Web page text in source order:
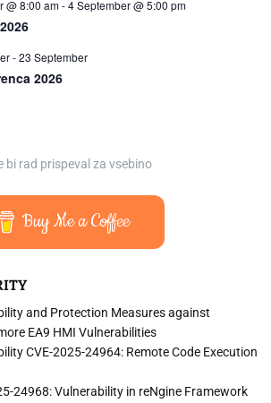
@ 8:00 am-4 September @ 5:00 pm
-23 September
2026
bi rad prispeval za vsebino
Buy Me a Coffee
and Protection Measures against
EA9 HMI Vulnerabilities
CVE-2025-24964: Remote Code Execution
24968: Vulnerability in reNgine Framework